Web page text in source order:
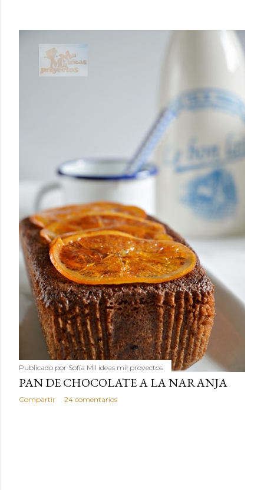
Publicado por Sofía Mil ideas mil proyectos
PAN DE CHOCOLATE A LA NARANJA
Compartir 24 comentarios